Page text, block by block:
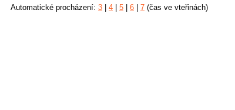
Automatické procházení: 3 4 5 6 7 (čas ve vteřinách)